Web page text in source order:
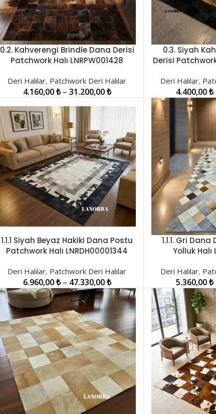
SEÇENEKLER
0.2. Kahverengi Brindle Dana Derisi
Patchwork Halı LNRPW001428
Deri Halılar, Patchwork Deri Halılar
4.160,00₺ – 31.200,00₺
SEÇENEKLER
0.3. Siyah
Derisi Patchwork
Deri Halılar,
4.400,00₺
SEÇENEKLER
1.1.1 Siyah Beyaz Hakiki Dana Postu
Patchwork Halı LNRDH00001344
Deri Halılar, Patchwork Deri Halılar
6.960,00₺ – 47.330,00₺
SEÇENEKLER
1.1.1. Gri
Yolluk Halı
Deri Halılar,
5.360,00₺